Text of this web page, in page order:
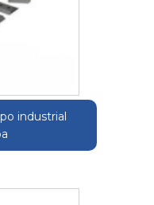
industrial